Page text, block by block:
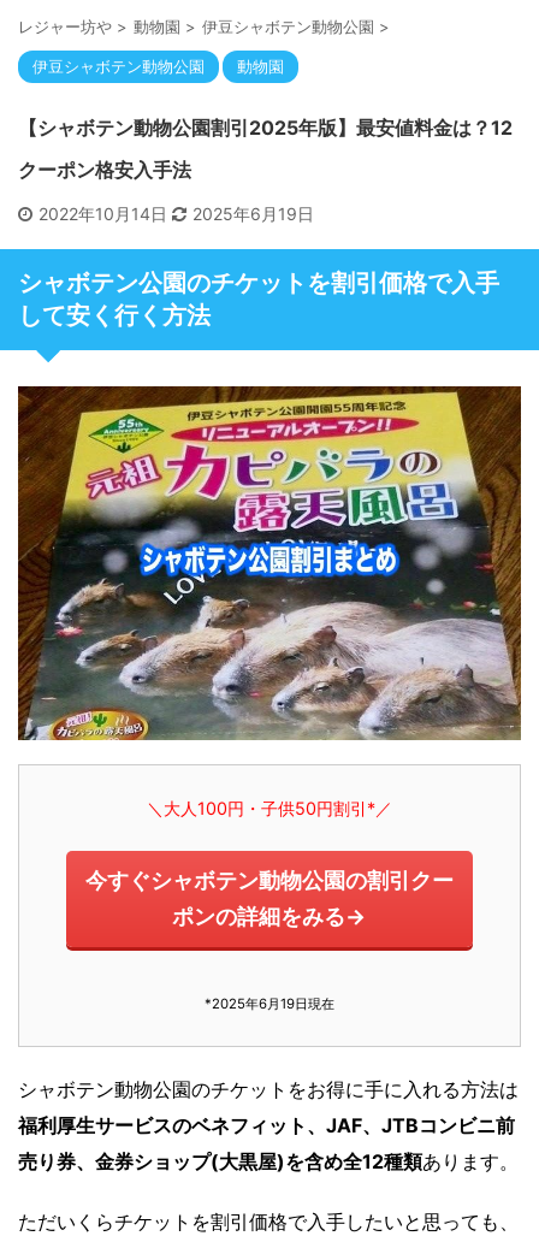
レジャー坊や > 動物園 > 伊豆シャボテン動物公園 >
伊豆シャボテン動物公園 動物園
【シャボテン動物公園割引2025年版】最安値料金は？12
クーポン格安入手法
2022年10月14日 2025年6月19日
シャボテン公園のチケットを割引価格で入手
して安く行く方法
＼大人100円・子供50円割引*／
今すぐシャボテン動物公園の割引クー
ポンの詳細をみる→
*2025年6月19日現在
シャボテン動物公園のチケットをお得に手に入れる方法は
福利厚生サービスのベネフィット、JAF、JTBコンビニ前
売り券、金券ショップ(大黒屋)を含め全12種類あります。
ただいくらチケットを割引価格で入手したいと思っても、